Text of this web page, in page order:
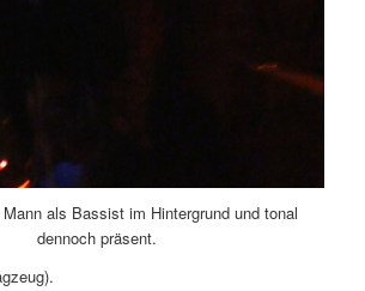
als Bassist im Hintergrund und tonal
dennoch präsent.